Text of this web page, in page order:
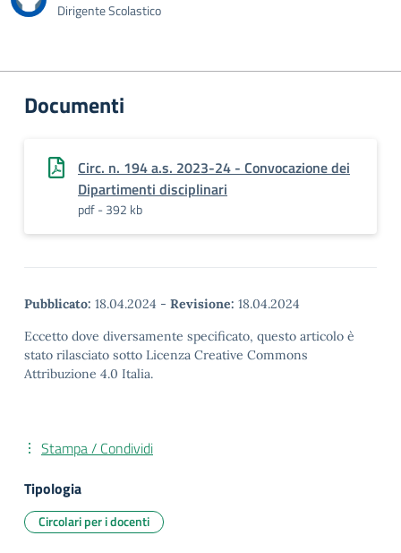
Dirigente Scolastico
Documenti
Circ. n. 194 a.s. 2023-24 - Convocazione dei
Dipartimenti disciplinari
pdf - 392 kb
Pubblicato: 18.04.2024 - Revisione: 18.04.2024
Eccetto dove diversamente specificato, questo articolo è
stato rilasciato sotto Licenza Creative Commons
Attribuzione 4.0 Italia.
Stampa / Condividi
Tipologia
Circolari per i docenti